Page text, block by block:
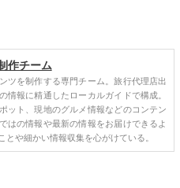
作チーム
ツを制作する専門チーム。旅行代理店出
情報に精通したローカルガイドで構成。
ット、現地のグルメ情報などのコンテン
はの情報や最新の情報をお届けできるよ
とや細かい情報収集を心がけている。